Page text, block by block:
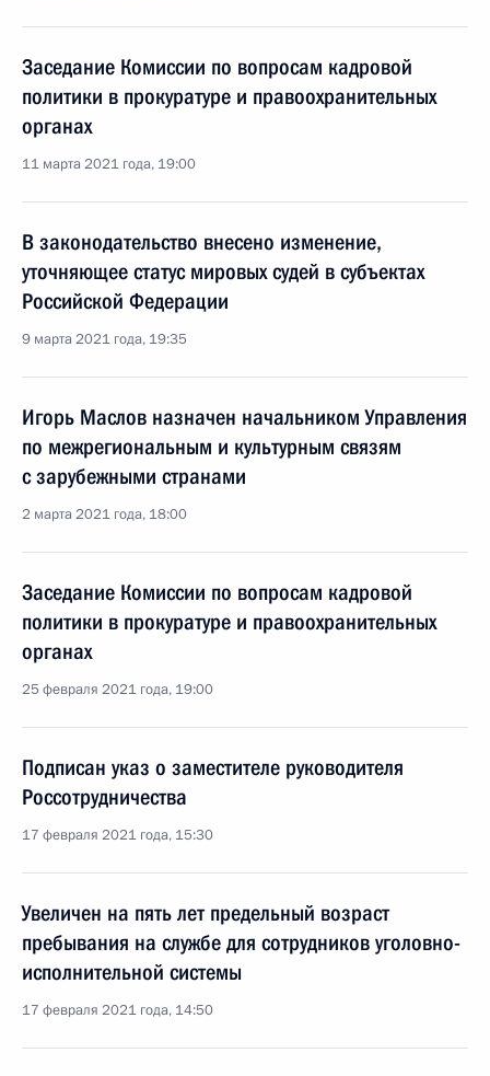
Заседание Комиссии по вопросам кадровой
политики в прокуратуре и правоохранительных
органах
11 марта 2021 года, 19:00
В законодательство внесено изменение,
уточняющее статус мировых судей в субъектах
Российской Федерации
9 марта 2021 года, 19:35
Игорь Маслов назначен начальником Управления
по межрегиональным и культурным связям
с зарубежными странами
2 марта 2021 года, 18:00
Заседание Комиссии по вопросам кадровой
политики в прокуратуре и правоохранительных
органах
25 февраля 2021 года, 19:00
Подписан указ о заместителе руководителя
Россотрудничества
17 февраля 2021 года, 15:30
Увеличен на пять лет предельный возраст
пребывания на службе для сотрудников уголовно-
исполнительной системы
17 февраля 2021 года, 14:50